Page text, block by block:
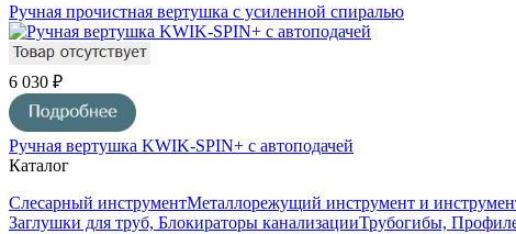
Ручная прочистная вертушка с усиленной спиралью
6 030 ₽
Ручная вертушка KWIK-SPIN+ с автоподачей
Каталог
Слесарный инструментМеталлорежущий инструмент и
Заглушки для труб, Блокираторы канализацииТрубогибы,